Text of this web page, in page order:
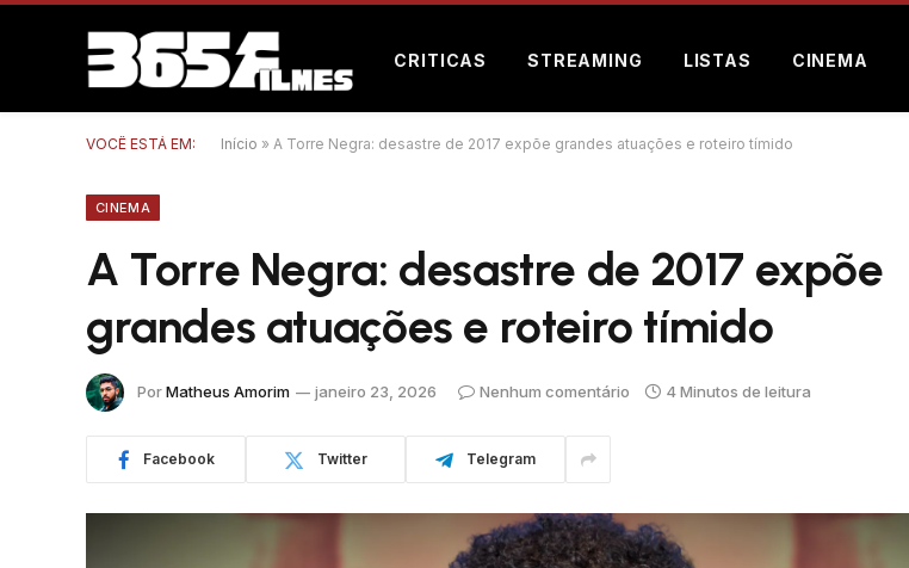
CRITICAS STREAMING LISTAS CINEMA
VOCÊ ESTÁ EM: Início » A Torre Negra: desastre de 2017 expõe grandes atuações e roteiro tímido
CINEMA
A Torre Negra: desastre de 2017 expõe
grandes atuações e roteiro tímido
PorMatheus Amorim janeiro 23, 2026 Nenhum comentário 4 Minutos de leitura
Facebook Twitter Telegram